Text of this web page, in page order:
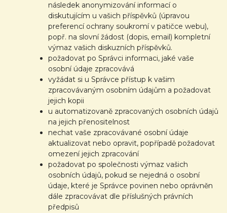
následek anonymizování informací o
diskutujícím u vašich příspěvků (úpravou
preferencí ochrany soukromí v patičce webu),
popř. na slovní žádost (dopis, email) kompletní
výmaz vašich diskuzních příspěvků.
požadovat po Správci informaci, jaké vaše
osobní údaje zpracovává
vyžádat si u Správce přístup k vašim
zpracovávaným osobním údajům a požadovat
jejich kopii
u automatizovaně zpracovaných osobních údajů
na jejich přenositelnost
nechat vaše zpracovávané osobní údaje
aktualizovat nebo opravit, popřípadě požadovat
omezení jejich zpracování
požadovat po společnosti výmaz vašich
osobních údajů, pokud se nejedná o osobní
údaje, které je Správce povinen nebo oprávněn
dále zpracovávat dle příslušných právních
předpisů